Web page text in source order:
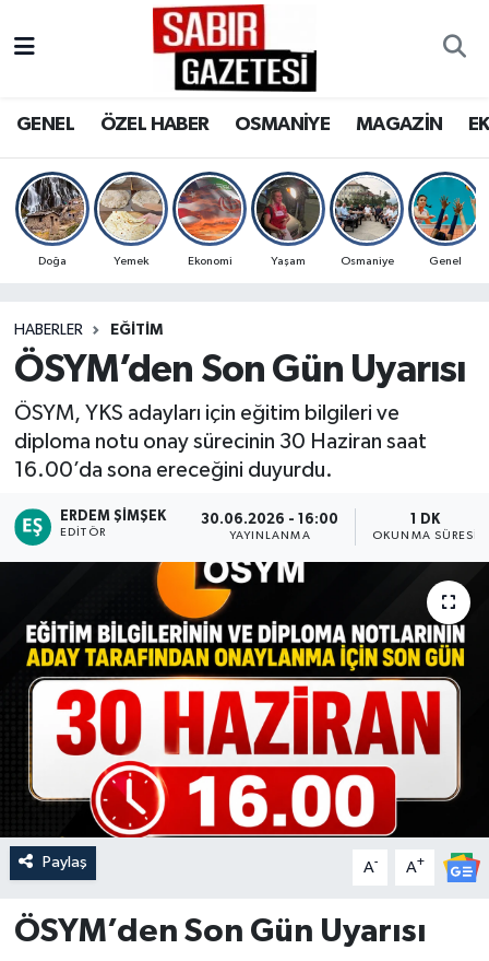
GENEL ÖZEL HABER OSMANİYE MAGAZİN
Doğa Yemek Ekonomi Yaşam Osmaniye Genel
HABERLER EĞITIM
ÖSYM’den Son Gün Uyarısı
ÖSYM, YKS adayları için eğitim bilgileri ve
diploma notu onay sürecinin 30 Haziran saat
16.00’da sona ereceğini duyurdu.
ERDEM ŞIMŞEK
EDITÖR
30.06.2026 - 16:00
YAYINLANMA
1 DK
OKUNMA SÜRESI
Paylaş A- A+
ÖSYM’den Son Gün Uyarısı
OSMANİYE
MAGAZİN
SPOR
RESMİ İLANLAR
Osmaniye Nöbetçi Eczaneler
Osmaniye Trafik Yoğunluk Haritası
Süper Lig Puan Durumu ve Fikstür
Son Dakika Haberleri
Haber Arşivi